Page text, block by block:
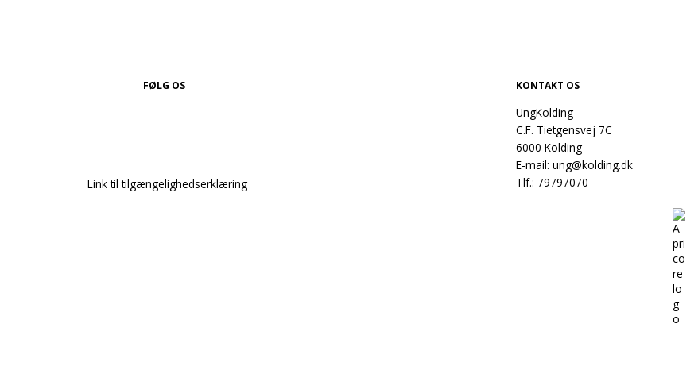
FØLG OS
Link til tilgængelighedserklæring
KONTAKT OS
UngKolding
C.F. Tietgensvej 7C
6000 Kolding
E-mail: ung@kolding.dk
Tlf.: 79797070